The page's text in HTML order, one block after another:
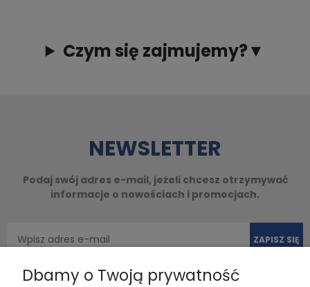
Czym się zajmujemy?▼
NEWSLETTER
Podaj swój adres e-mail, jeżeli chcesz otrzymywać
informacje o nowościach i promocjach.
ZAPISZ SIĘ
Dbamy o Twoją prywatność